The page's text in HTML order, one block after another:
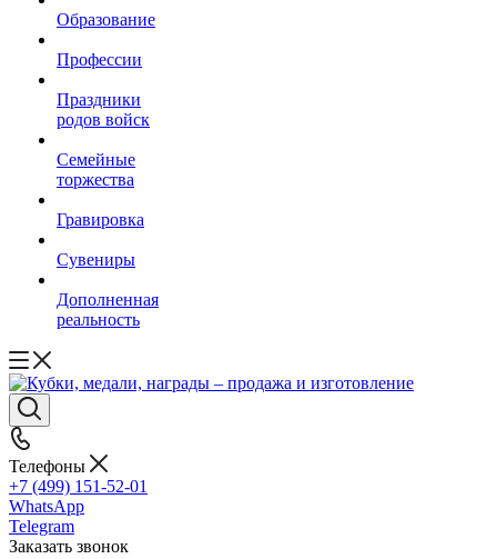
Образование
Профессии
Праздники
родов войск
Семейные
торжества
Гравировка
Сувениры
Дополненная
реальность
Телефоны
+7 (499) 151-52-01
WhatsApp
Telegram
Заказать звонок